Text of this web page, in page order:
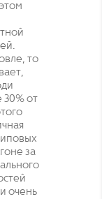
то
30% от
за
очень